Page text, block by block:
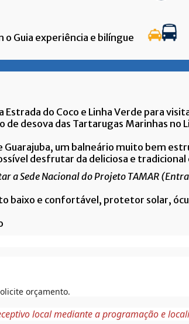
Guia experiência e bilíngue
do Coco e Linha Verde para
desova das Tartarugas Marinhas no
Guarajuba, um balneário muito bem
desfrutar da deliciosa e tradicional
a Sede Nacional do Projeto TAMAR
baixo e confortável, protetor solar,
orçamento.
local mediante a programação e